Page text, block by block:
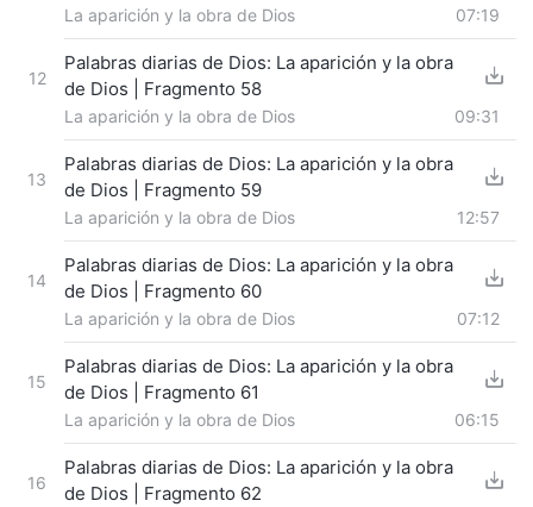
La aparición y la obra de Dios 07:19
12
Palabras diarias de Dios: La aparición y la obra
de Dios | Fragmento 58
La aparición y la obra de Dios 09:31
13
Palabras diarias de Dios: La aparición y la obra
de Dios | Fragmento 59
La aparición y la obra de Dios 12:57
14
Palabras diarias de Dios: La aparición y la obra
de Dios | Fragmento 60
La aparición y la obra de Dios 07:12
15
Palabras diarias de Dios: La aparición y la obra
de Dios | Fragmento 61
La aparición y la obra de Dios 06:15
16
Palabras diarias de Dios: La aparición y la obra
de Dios | Fragmento 62